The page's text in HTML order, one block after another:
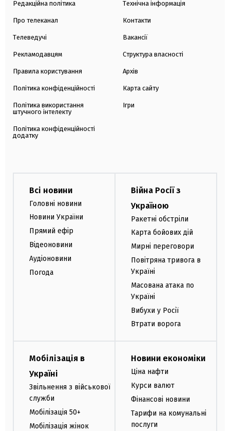
Редакційна політика
Про телеканал
Телеведучі
Рекламодавцям
Правила користування
Політика конфіденційності
Політика використання
штучного інтелекту
Політика конфіденційності
додатку
Технічна інформація
Контакти
Вакансії
Структура власності
Архів
Карта сайту
Ігри
Всі новини
Головні новини
Новини України
Прямий ефір
Відеоновини
Аудіоновини
Погода
Війна Росії з
Україною
Ракетні обстріли
Карта бойових дій
Мирні переговори
Повітряна тривога в
Україні
Масована атака по
Україні
Вибухи у Росії
Втрати ворога
Мобілізація в
Україні
Звільнення з військової
служби
Мобілізація 50+
Мобілізація жінок
Новини економіки
Ціна нафти
Курси валют
Фінансові новини
Тарифи на комунальні
послуги